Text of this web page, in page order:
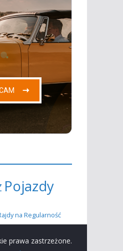
Pojazdy
na Regularność
prawa zastrzeżone.